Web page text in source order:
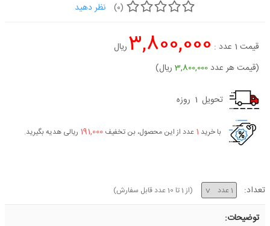
کیک
سفارشی
(0) نظر دهید
قیمت 1 عدد : 3,800,000ریال
(قیمت هر عدد 3,800,000 ریال)
تحویل 1 روزه
با خرید 1 عدد از این محصول، بن تخفیف 191,000 ریالی هدیه بگیرید.
تعداد: (از 1تا 10عدد قابل سفارش)
توضیحات: